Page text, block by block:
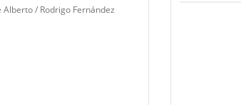
Alberto / Rodrigo Fernández